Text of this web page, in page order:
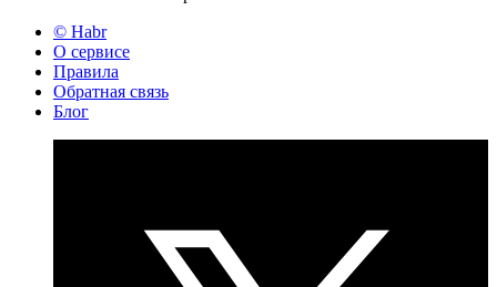
© Habr
О сервисе
Правила
Обратная связь
Блог